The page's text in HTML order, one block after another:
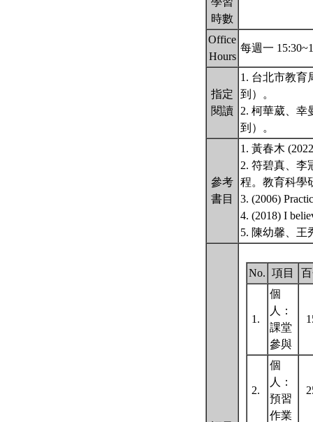
時數
Office
Hours
每週一
指定
閱讀
1. 台北市教育
到）。
2. 柯華葳、幸
到）。
參考
書目
1. 黃春木
2. 符碧真、李
程。教育科學
3. (2006)
4. (2018) I
5. 陳幼馨、王
No. 項目
1.
個
人：
課堂
參與
2.
個
人：
預習
作業